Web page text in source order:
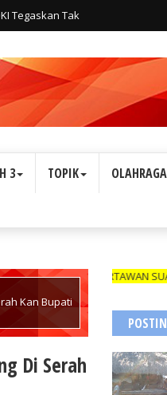
Tegaskan Tak
3 TOPIK OLAHRAGA
Kan Bupati
Di Serah
WARTAWAN SUARA